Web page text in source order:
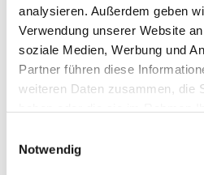
analysieren. Außerdem geben
Verwendung unserer Website
soziale Medien, Werbung und
Partner führen diese
weiteren Daten zusammen, die
Notwendig